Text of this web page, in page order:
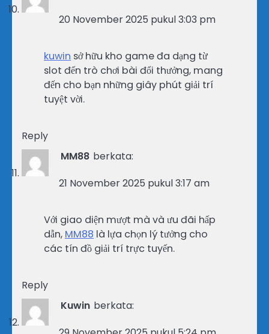
20 November 2025 pukul 3:03 pm
kuwin sở hữu kho game đa dạng từ
slot đến trò chơi bài đổi thưởng, mang
đến cho bạn những giây phút giải trí
tuyệt vời.
Reply
MM88 berkata:
21 November 2025 pukul 3:17 am
Với giao diện mượt mà và ưu đãi hấp
dẫn, MM88 là lựa chọn lý tưởng cho
các tín đồ giải trí trực tuyến.
Reply
Kuwin berkata: